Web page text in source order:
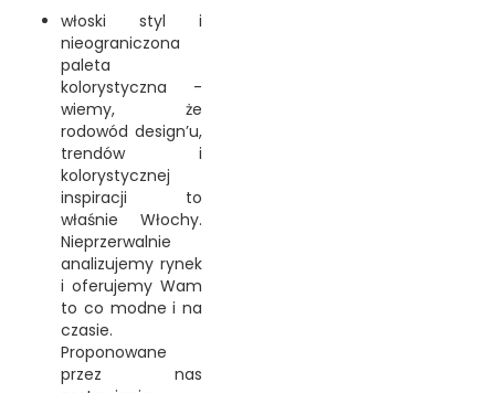
włoski styl i
nieograniczona
paleta
kolorystyczna -
wiemy, że
rodowód design’u,
trendów i
kolorystycznej
inspiracji to
właśnie Włochy.
Nieprzerwalnie
analizujemy rynek
i oferujemy Wam
to co modne i na
czasie.
Proponowane
przez nas